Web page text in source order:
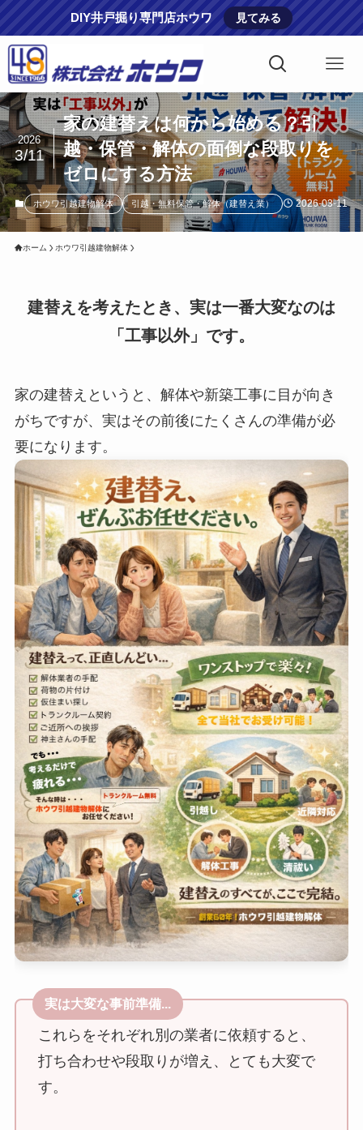
DIY井戸掘り専門店ホウワ 見てみる
家の建替えは何から始める？引
越・保管・解体の面倒な段取りを
ゼロにする方法
2026
3/11
ホウワ引越建物解体 引越・無料保管・解体（建替え業） 2026-03-11
ホーム ホウワ引越建物解体
建替えを考えたとき、実は一番大変なのは
「工事以外」です。
家の建替えというと、解体や新築工事に目が向き
がちですが、実はその前後にたくさんの準備が必
要になります。
これらをそれぞれ別の業者に依頼すると、
打ち合わせや段取りが増え、とても大変で
す。